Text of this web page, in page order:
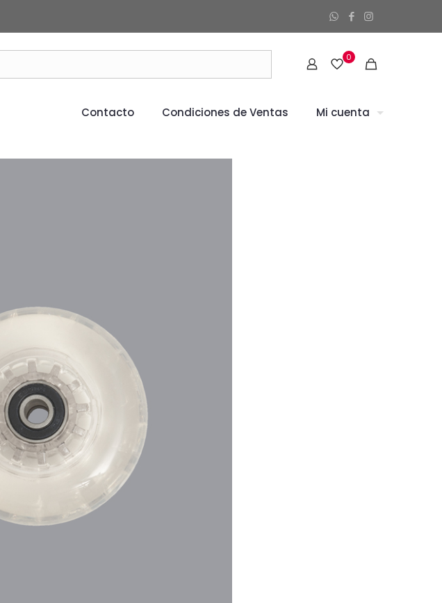
0
Contacto Condiciones de Ventas Mi cuenta